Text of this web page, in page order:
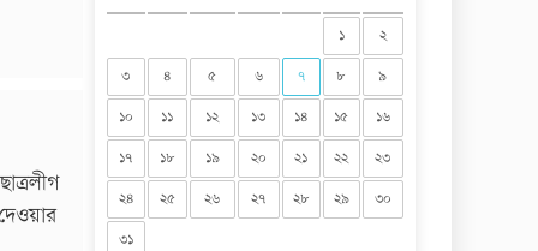
১
২
৩
৪ ৫ ৬ ৭ ৮
৯
১০
১১ ১২ ১৩ ১৪ ১৫
১৬
১৭
১৮ ১৯ ২০ ২১ ২২
২৩
২৪
২৫ ২৬ ২৭ ২৮ ২৯
৩০
৩১